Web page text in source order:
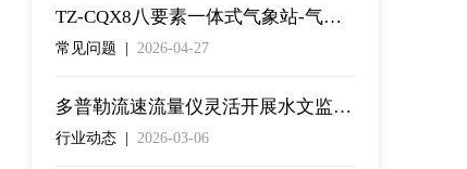
TZ-CQX8八要素一体式气象站-气象站百科
常见问题 |2026-04-27
多普勒流速流量仪灵活开展水文监测工作
行业动态 |2026-03-06